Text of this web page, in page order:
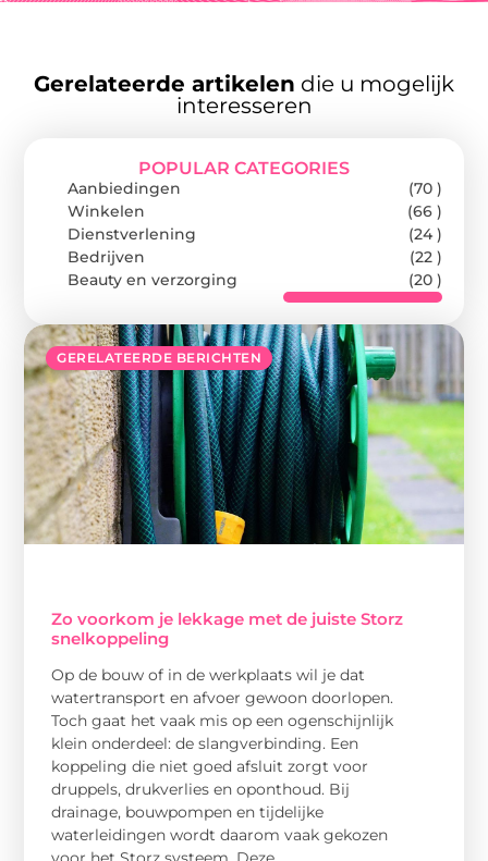
Gerelateerde artikelen die u mogelijk
interesseren
GERELATEERDE BERICHTEN
Zo voorkom je lekkage met de juiste Storz
snelkoppeling
Op de bouw of in de werkplaats wil je dat
watertransport en afvoer gewoon doorlopen.
Toch gaat het vaak mis op een ogenschijnlijk
klein onderdeel: de slangverbinding. Een
koppeling die niet goed afsluit zorgt voor
druppels, drukverlies en oponthoud. Bij
drainage, bouwpompen en tijdelijke
waterleidingen wordt daarom vaak gekozen
POPULAR CATEGORIES
Aanbiedingen
(70 )
Winkelen
(66 )
Dienstverlening
(24 )
Bedrijven
(22 )
Beauty en verzorging
(20 )